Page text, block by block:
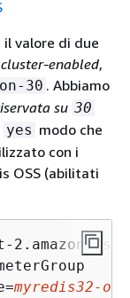
valore di due
cluster-enabled,
30 . Abbiamo
su 30
yes modo che
con i
OSS (abilitati
myredis32-